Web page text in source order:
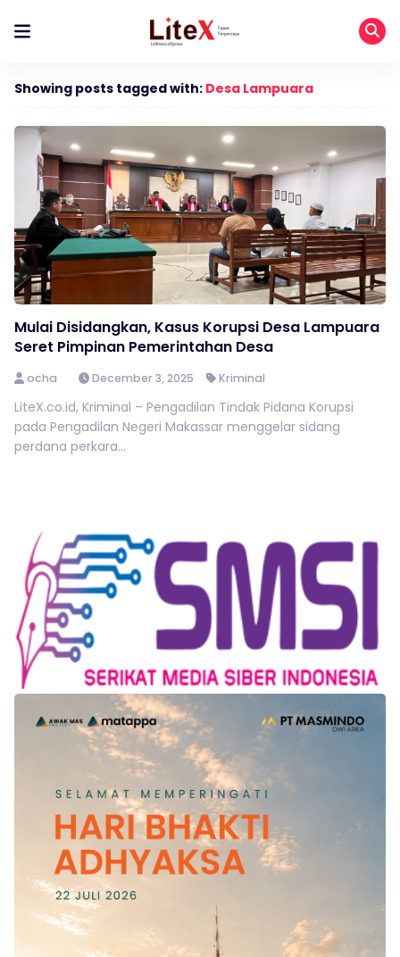
Showing posts tagged with: Desa Lampuara
Mulai Disidangkan, Kasus Korupsi Desa Lampuara
Seret Pimpinan Pemerintahan Desa
ocha December 3, 2025 Kriminal
LiteX.co.id, Kriminal – Pengadilan Tindak Pidana Korupsi
pada Pengadilan Negeri Makassar menggelar sidang
perdana perkara...